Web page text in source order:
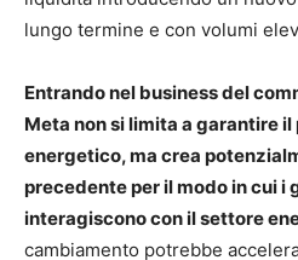
lungo termine e con volumi
Entrando nel business del
Meta non si limita a garantire
energetico, ma crea
precedente per il modo in cui i
interagiscono con il settore
cambiamento potrebbe